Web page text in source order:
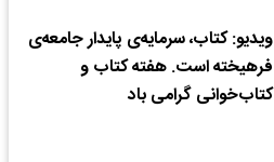
ویدیو: کتاب، سرمایه‌ی پایدار جامعه‌ی
فرهیخته است. هفته کتاب و
کتاب‌خوانی گرامی باد